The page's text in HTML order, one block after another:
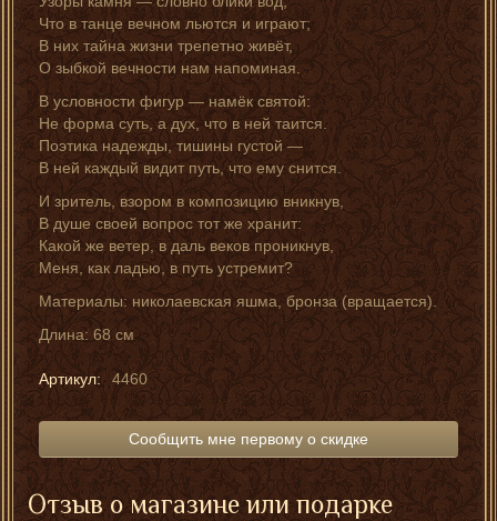
Что в танце вечном льются и играют;
В них тайна жизни трепетно живёт,
О зыбкой вечности нам напоминая.
В условности фигур — намёк святой:
Не форма суть, а дух, что в ней таится.
Поэтика надежды, тишины густой —
В ней каждый видит путь, что ему снится.
И зритель, взором в композицию вникнув,
В душе своей вопрос тот же хранит:
Какой же ветер, в даль веков проникнув,
Меня, как ладью, в путь устремит?
Материалы: николаевская яшма, бронза (вращается).
Длина: 68 см
Артикул: 4460
Сообщить мне первому о скидке
Отзыв о магазине или подарке